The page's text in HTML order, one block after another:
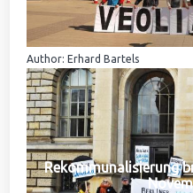
Author: Erhard Bartels
Rekommunalisierung